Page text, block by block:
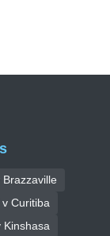
Curitiba